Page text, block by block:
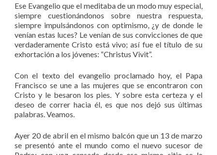
Ese Evangelio que el meditaba de un modo muy especial,
siempre cuestionándonos sobre nuestra respuesta,
siempre impulsándonos con optimismo, ¿y de donde le
venían estas luces? Le venían de sus convicciones de que
verdaderamente Cristo está vivo; así fue el título de su
exhortación a los jóvenes: “Christus Vivit”.
Con el texto del evangelio proclamado hoy, el Papa
Francisco se une a las mujeres que se encontraron con
Cristo y le besaron los pies. Y sobre esta certeza y el
deseo de correr hacia él, es que nos dejó sus últimas
palabras. Veamos.
Ayer 20 de abril en el mismo balcón que un 13 de marzo
se presentó ante el mundo como el nuevo sucesor de